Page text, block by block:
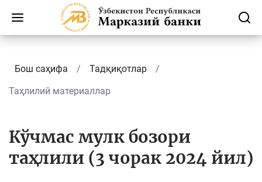
Бош саҳифа
Тадқиқотлар
Таҳлилий материаллар
Кўчмас мулк бозори
таҳлили (3 чорак 2024 йил)